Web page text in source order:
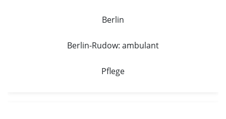
Berlin
Berlin-Rudow: ambulant
Pflege